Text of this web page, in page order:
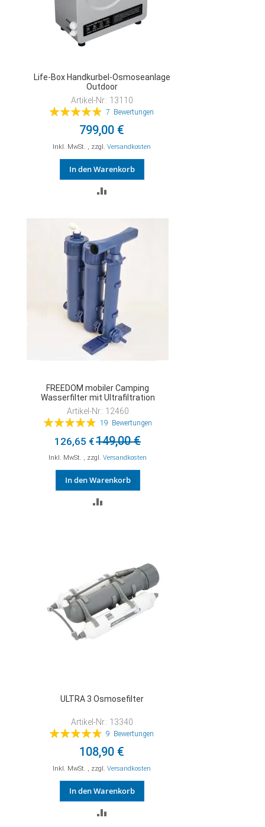
Life-Box Handkurbel-Osmoseanlage
Outdoor
Artikel-Nr.: 13110
Bewertung:
7 Bewertungen
799,00 €
Inkl. MwSt. , zzgl.Versandkosten
In den Warenkorb
HINZUFÜGEN
FREEDOM mobiler Camping
Wasserfilter mit Ultrafiltration
Artikel-Nr.: 12460
Bewertung:
19 Bewertungen
126,65 €149,00 €
Inkl. MwSt. , zzgl. Versandkosten
In den Warenkorb
ULTRA 3 Osmosefilter
Artikel-Nr.: 13340
Bewertung:
9 Bewertungen
108,90 €
Inkl. MwSt. , zzgl.Versandkosten
In den Warenkorb